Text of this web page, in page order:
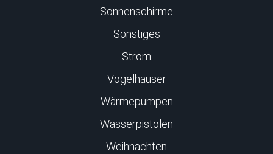
Sonnenschirme
Sonstiges
Strom
Vogelhäuser
Wärmepumpen
Wasserpistolen
Weihnachten